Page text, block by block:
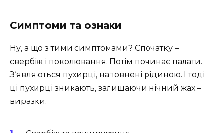
Симптоми та ознаки
Ну, а що з тими симптомами? Спочатку –
свербіж і поколювання. Потім починає палати.
З‘являються пухирці, наповнені рідиною. І тоді
ці пухирці зникають, залишаючи нічний жах –
виразки.